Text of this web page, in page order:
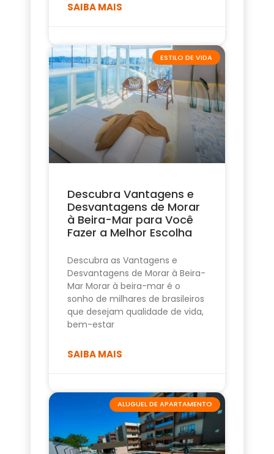
SAIBA MAIS
ESTILO DE VIDA
Descubra Vantagens e
Desvantagens de Morar
à Beira-Mar para Você
Fazer a Melhor Escolha
Descubra as Vantagens e
Desvantagens de Morar à Beira-
Mar Morar à beira-mar é o
sonho de milhares de brasileiros
que desejam qualidade de vida,
bem-estar
SAIBA MAIS
ALUGUEL DE APARTAMENTO